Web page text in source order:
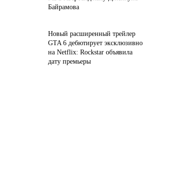
Байрамова
Новый расширенный трейлер
GTA 6 дебютирует эксклюзивно
на Netflix: Rockstar объявила
дату премьеры